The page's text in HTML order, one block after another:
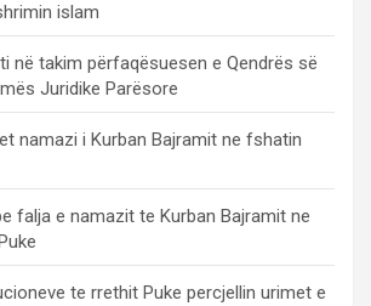
islam
në takim përfaqësuesen e Qendrës së
Juridike Parësore
namazi i Kurban Bajramit ne fshatin
falja e namazit te Kurban Bajramit ne
te rrethit Puke percjellin urimet e